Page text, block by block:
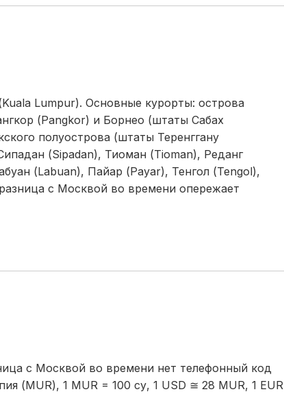
Lumpur). Основные курорты: острова
(Pangkor) и Борнео (штаты Сабах
полуострова (штаты Теренггану
(Sipadan), Тиоман (Tioman), Реданг
(Labuan), Пайар (Payar), Тенгол (Tengol),
с Москвой во времени опережает
с Москвой во времени нет телефонный код
(MUR), 1 MUR = 100 су, 1 USD ≅ 28 MUR, 1 EUR